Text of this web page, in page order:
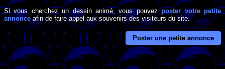
Si vous cherchez un dessin animé, vous pouvezposter votre petite
annonceafin de faire appel aux souvenirs des visiteurs du site.
Poster une petite annonce